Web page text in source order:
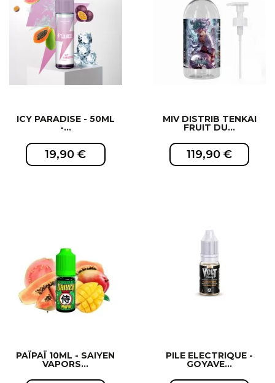
EXCLUSIVITÉ WEB !
ICY PARADISE - 50ML
-...
19,90 €
MIV DISTRIB TENKAI
FRUIT DU...
119,90 €
EXCLUSIVITÉ WEB !
PAÏPAÏ 10ML - SAIYEN
VAPORS...
PILE ELECTRIQUE -
GOYAVE...